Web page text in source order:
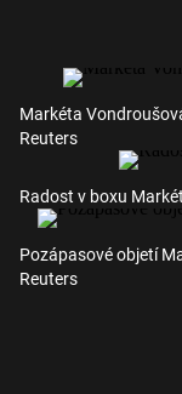
Markéta
Reuters
Radost v boxu
Pozápasové objetí
Reuters